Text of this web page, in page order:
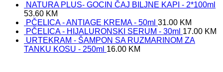
NATURA PLUS- GOCIN ČAJ BILJNE KAPI - 2*100ml
53.60 KM
PČELICA - ANTIAGE KREMA - 50ml 31.00 KM
PČELICA - HIJALURONSKI SERUM - 30ml 17.00 KM
URTEKRAM - ŠAMPON SA RUZMARINOM ZA
TANKU KOSU - 250ml 16.00 KM